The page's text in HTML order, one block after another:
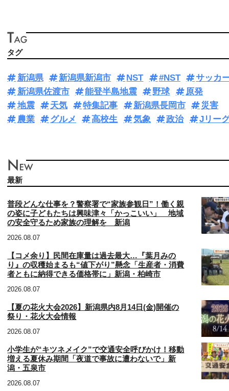
タグ
新潟県 新潟県新潟市 NST #NST
サッカ
新潟県佐渡市
能登半島地震 野球
原発
地震
天気 特集記事 新潟県長岡市
災害
農業
グルメ 高校生 気象 政治 Jリー
最新
普段どんな仕事を？警察署で“家族参観日”！働く親
の姿に子どもたちは興味津々「かっこいい」 地域
の安全守るため家族の理解を 新潟
2026.08.07
【コメ余り】民間在庫量は過去最大…『葉月みの
り』の収穫始まるも“値下がり”懸念「生産者・消費
者ともに納得できる価格帯に」新潟・柏崎市
2026.08.07
【夏の花火大会2026】新潟県内8月14日(金)開催の
祭り・花火大会情報
2026.08.07
小学生が“キツネメイク”で交通安全呼びかけ！移動
増える夏休み期間「夜道で事故に遭わないで」新
潟・五泉市
2026.08.07